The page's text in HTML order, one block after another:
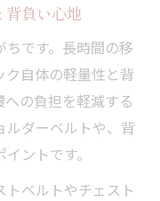
背負い心地
です。長時間の移
自体の軽量性と背
の負担を軽減する
ルダーベルトや、背
ントです。
トベルトやチェスト